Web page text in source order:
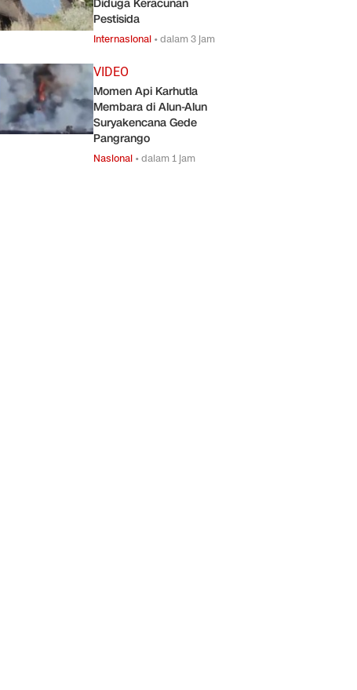
Diduga Keracunan
Pestisida
Internasional •dalam 3 jam
VIDEO
Momen Api Karhutla
Membara di Alun-Alun
Suryakencana Gede
Pangrango
Nasional •dalam 1 jam